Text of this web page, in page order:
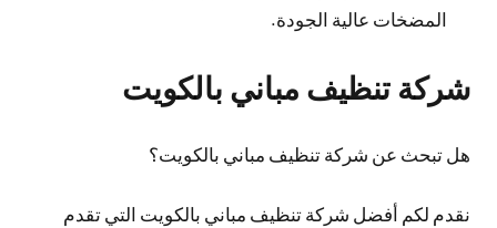
المضخات عالية الجودة.
شركة تنظيف مباني بالكويت
هل تبحث عن شركة تنظيف مباني بالكويت؟
نقدم لكم أفضل شركة تنظيف مباني بالكويت التي تقدم